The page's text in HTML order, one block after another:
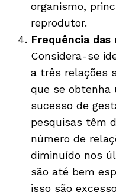
organismo,
reprodutor.
Frequência das
Considera-se
a três relações
que se obtenha
sucesso de
pesquisas têm
número de
diminuído nos
são até bem
isso são